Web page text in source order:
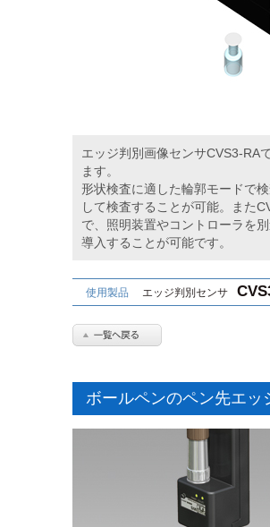
エッジ判別画像センサCVS3-RA
ます。
形状検査に適した輪郭モードで
して検査することが可能。また
で、照明装置やコントローラを
導入することが可能です。
使用製品 エッジ判別センサ
ボールペンのペン先エッ